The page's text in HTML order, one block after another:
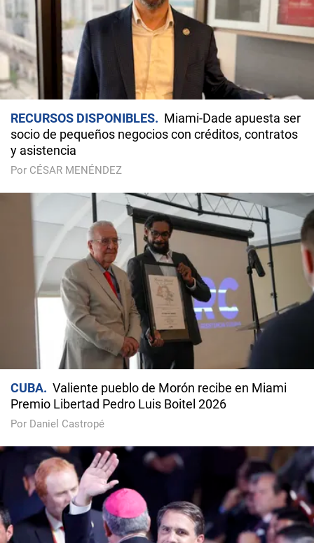
RECURSOS DISPONIBLES
Miami-Dade apuesta ser
socio de pequeños negocios con créditos, contratos
y asistencia
Por CÉSAR MENÉNDEZ
CUBA
Valiente pueblo de Morón recibe en Miami
Premio Libertad Pedro Luis Boitel 2026
Por Daniel Castropé